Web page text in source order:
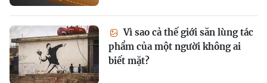
Vì sao cả thế giới săn lùng tác
phẩm của một người không ai
biết mặt?